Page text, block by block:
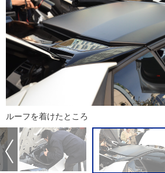
ルーフを着けたところ